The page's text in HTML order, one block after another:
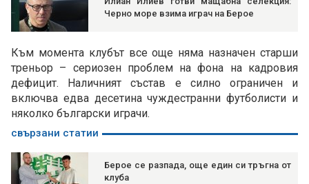
Черно море взима играч на Берое
Към момента клубът все още няма назначен старши
треньор – сериозен проблем на фона на кадровия
дефицит. Наличният състав е силно ограничен и
включва едва десетина чуждестранни футболисти и
няколко български играчи.
свързани статии
Берое се разпада, още един си тръгна от
клуба